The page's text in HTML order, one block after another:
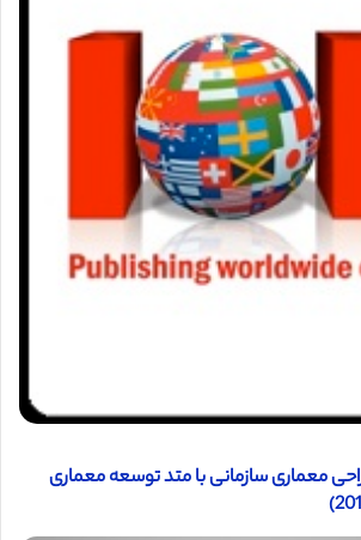
معماری سازمانی با متد توسعه معماری